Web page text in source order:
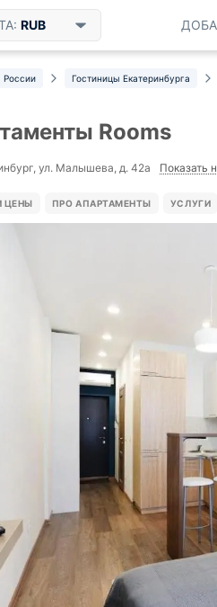
RUB
России Гостиницы Екатеринбурга
Rooms
ул. Малышева, д. 42а Показать
ЦЕНЫ ПРО АПАРТАМЕНТЫ УСЛУГИ